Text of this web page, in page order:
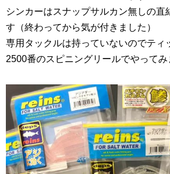
シンカーはスナップサルカン無しの直
す（終わってから気が付きました）
専用タックルは持っていないのでティ
2500番のスピニングリールでやってみ